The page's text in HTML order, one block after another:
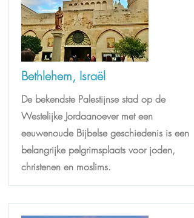
Bethlehem, Israël
De bekendste Palestijnse stad op de
Westelijke Jordaanoever met een
eeuwenoude Bijbelse geschiedenis is een
belangrijke pelgrimsplaats voor joden,
christenen en moslims.